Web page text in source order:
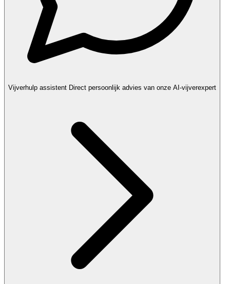
Vijverhulp assistent Direct persoonlijk advies van onze AI-vijverexpert